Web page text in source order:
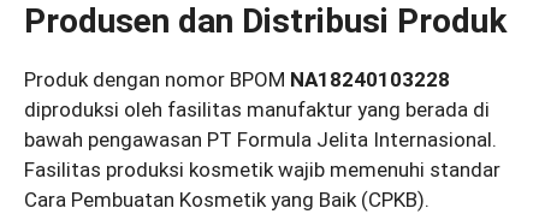
Produsen dan Distribusi Produk
Produk dengan nomor BPOM NA18240103228
diproduksi oleh fasilitas manufaktur yang berada di
bawah pengawasan PT Formula Jelita Internasional.
Fasilitas produksi kosmetik wajib memenuhi standar
Cara Pembuatan Kosmetik yang Baik (CPKB).